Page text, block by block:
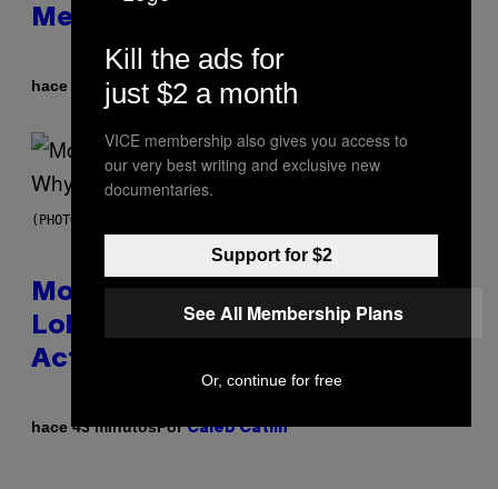
Melody
hace 28 minutos Por Lauren Boisvert
(PHOTO VIA T-MOBILE)
Monoculture is Dead, and
Lollapalooza Proved Why That’s
Actually a Great Thing
hace 43 minutosPorCaleb Catlin
Kill the ads for
just $2 a month
VICE membership also gives you access to
our very best writing and exclusive new
documentaries.
Support for $2
See All Membership Plans
Or, continue for free